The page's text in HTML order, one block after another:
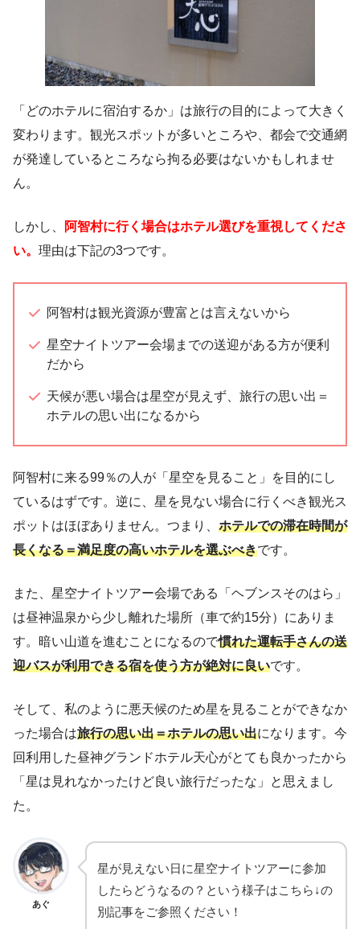
「どのホテルに宿泊するか」は旅行の目的によって大きく
変わります。観光スポットが多いところや、都会で交通網
が発達しているところなら拘る必要はないかもしれませ
ん。
しかし、
阿智村に行く場合はホテル選びを重視してくださ
い。 理由は下記の3つです。
阿智村は観光資源が豊富とは言えないから
星空ナイトツアー会場までの送迎がある方が便利
だから
天候が悪い場合は星空が見えず、旅行の思い出＝
ホテルの思い出になるから
阿智村に来る99％の人が「星空を見ること」を目的にし
ているはずです。逆に、星を見ない場合に行くべき観光ス
ポットはほぼありません。つまり、 ホテルでの滞在時間が
長くなる＝満足度の高いホテルを選ぶべきです。
また、星空ナイトツアー会場である「ヘブンスそのはら」
は昼神温泉から少し離れた場所（車で約15分）にありま
す。暗い山道を進むことになるので慣れた運転手さんの送
迎バスが利用できる宿を使う方が絶対に良いです。
そして、私のように悪天候のため星を見ることができなか
った場合は旅行の思い出＝ホテルの思い出になります。今
回利用した昼神グランドホテル天心がとても良かったから
「星は見れなかったけど良い旅行だったな」と思えまし
た。
あぐ
星が見えない日に星空ナイトツアーに参加
したらどうなるの？という様子はこちら↓の
別記事をご参照ください！